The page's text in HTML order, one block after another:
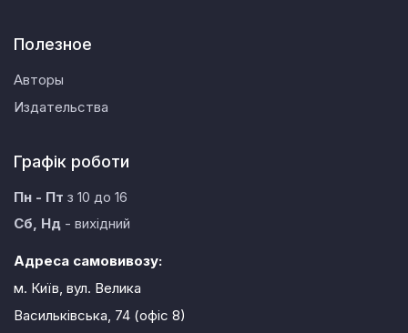
Полезное
Авторы
Издательства
Графік роботи
Пн - Пт з 10 до 16
Сб, Нд - вихідний
Адреса самовивозу:
м. Київ, вул. Велика
Васильківська, 74 (офіс 8)